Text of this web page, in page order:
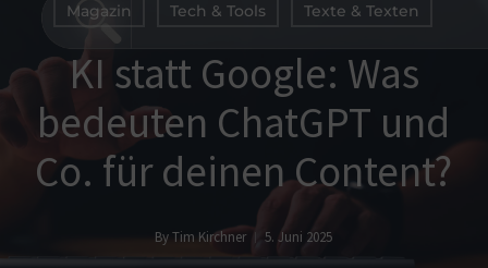
Magazin
Tech & Tools Texte & Texten
KI statt Google: Was
bedeuten ChatGPT und
Co. für deinen Content?
By Tim Kirchner 5. Juni 2025